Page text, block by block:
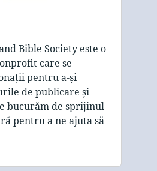
Bible Society este o
care se
pentru a-și
de publicare și
bucurăm de sprijinul
pentru a ne ajuta să